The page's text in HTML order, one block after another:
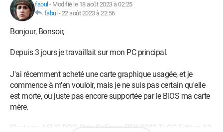
fabul - Modifié le 18 août 2023 à 02:25
fabul -22 août 2023 à 22:56
Bonjour, Bonsoir,
Depuis 3 jours je travaillait sur mon PC principal.
J'ai récemment acheté une carte graphique usagée, et je
commence à m'en vouloir, mais je ne suis pas certain qu'elle
est morte, ou juste pas encore supportée par le BIOS ma carte
mère.
C'est une ASUS ROG Strix GeForce RTX 3080 Ti OC Edition 12